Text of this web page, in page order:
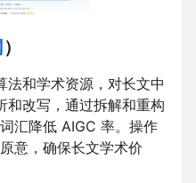
）
法和学术资源，对长文中
和改写，通过拆解和重构
汇降低 AIGC 率。操作
意，确保长文学术价